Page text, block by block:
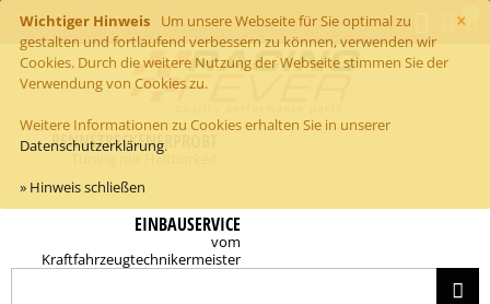
×
Wichtiger Hinweis
Um unsere Webseite für Sie optimal zu
gestalten und fortlaufend verbessern zu können, verwenden wir
Cookies. Durch die weitere Nutzung der Webseite stimmen Sie der
Verwendung von Cookies zu.
Weitere Informationen zu Cookies erhalten Sie in unserer
Datenschutzerklärung.
» Hinweis schließen
RENNSTRECKENERPROBT
Tuning mit Haltbarkeit
EINBAUSERVICE
vom
Kraftfahrzeugtechnikermeister